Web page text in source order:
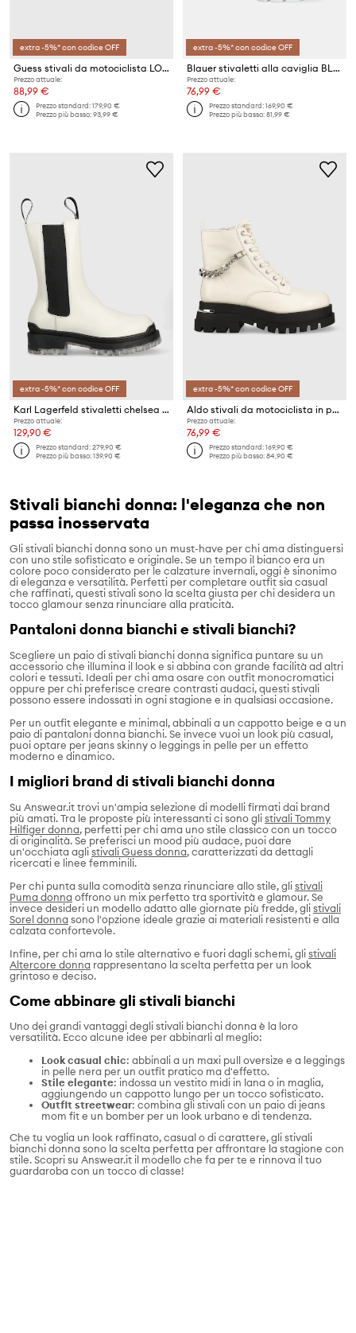
extra -5%* con codice OFF
Guess stivali da motociclista LOFIRA
Prezzo attuale:
88,99 €
Prezzo standard:179,90 €
Prezzo più basso:93,99 €
extra -5%* con codice OFF
Blauer stivaletti alla caviglia BLANCA
Prezzo attuale:
76,99 €
Prezzo standard:169,90 €
Prezzo più basso:81,99 €
extra -5%* con codice OFF
Karl Lagerfeld stivaletti chelsea in pelle BIKER II
Prezzo attuale:
129,90 €
Prezzo standard:279,90 €
Prezzo più basso:139,90 €
extra -5%* con codice OFF
Aldo stivali da motociclista in pelle Grandeur
Prezzo attuale:
76,99 €
Prezzo standard:169,90 €
Prezzo più basso:84,90 €
Stivali bianchi donna: l'eleganza che non
passa inosservata
Gli stivali bianchi donna sono un must-have per chi ama distinguersi
con uno stile sofisticato e originale. Se un tempo il bianco era un
colore poco considerato per le calzature invernali, oggi è sinonimo
di eleganza e versatilità. Perfetti per completare outfit sia casual
che raffinati, questi stivali sono la scelta giusta per chi desidera un
tocco glamour senza rinunciare alla praticità.
Pantaloni donna bianchi e stivali bianchi?
Scegliere un paio di stivali bianchi donna significa puntare su un
accessorio che illumina il look e si abbina con grande facilità ad altri
colori e tessuti. Ideali per chi ama osare con outfit monocromatici
oppure per chi preferisce creare contrasti audaci, questi stivali
possono essere indossati in ogni stagione e in qualsiasi occasione.
Per un outfit elegante e minimal, abbinali a un cappotto beige e a un
paio di pantaloni donna bianchi. Se invece vuoi un look più casual,
puoi optare per jeans skinny o leggings in pelle per un effetto
moderno e dinamico.
I migliori brand di stivali bianchi donna
Su Answear.it trovi un'ampia selezione di modelli firmati dai brand
più amati. Tra le proposte più interessanti ci sono glistivali Tommy
Hilfiger donna, perfetti per chi ama uno stile classico con un tocco
di originalità. Se preferisci un mood più audace, puoi dare
un'occhiata aglistivali Guess donna, caratterizzati da dettagli
ricercati e linee femminili.
Per chi punta sulla comodità senza rinunciare allo stile, glistivali
Puma donnaoffrono un mix perfetto tra sportività e glamour. Se
invece desideri un modello adatto alle giornate più fredde, glistivali
Sorel donnasono l'opzione ideale grazie ai materiali resistenti e alla
calzata confortevole.
Infine, per chi ama lo stile alternativo e fuori dagli schemi, glistivali
Altercore donna rappresentano la scelta perfetta per un look
grintoso e deciso.
Come abbinare gli stivali bianchi
Uno dei grandi vantaggi degli stivali bianchi donna è la loro
versatilità. Ecco alcune idee per abbinarli al meglio:
Look casual chic: abbinali a un maxi pull oversize e a leggings
in pelle nera per un outfit pratico ma d'effetto.
Stile elegante: indossa un vestito midi in lana o in maglia,
aggiungendo un cappotto lungo per un tocco sofisticato.
Outfit streetwear: combina gli stivali con un paio di jeans
mom fit e un bomber per un look urbano e di tendenza.
Che tu voglia un look raffinato, casual o di carattere, gli stivali
bianchi donna sono la scelta perfetta per affrontare la stagione con
stile. Scopri su Answear.it il modello che fa per te e rinnova il tuo
guardaroba con un tocco di classe!